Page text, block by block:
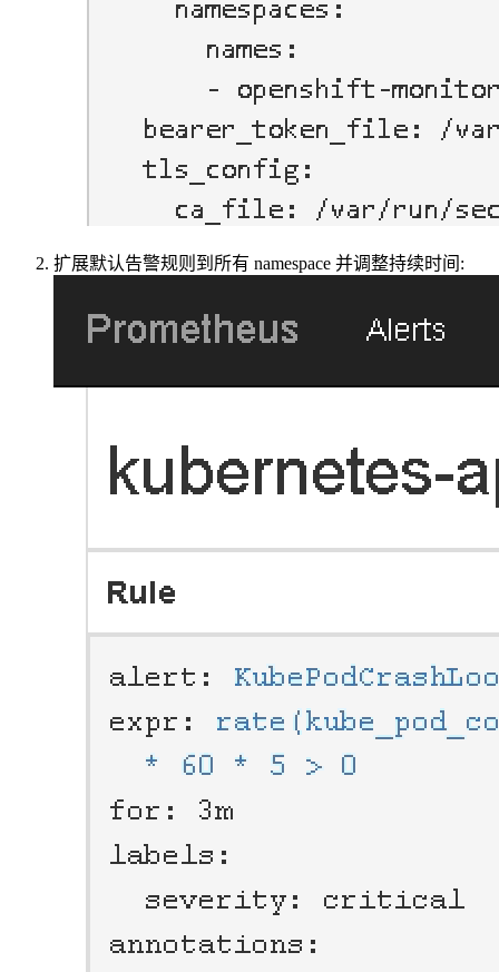
扩展默认告警规则到所有 namespace 并调整持续时间: